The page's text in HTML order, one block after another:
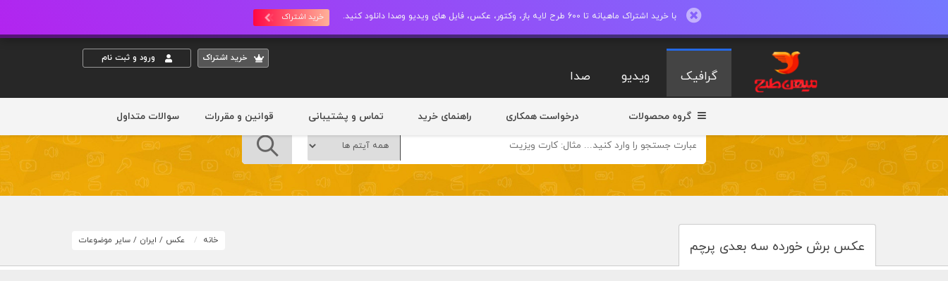
با خرید اشتراک ماهیانه تا 600 طرح لایه باز، وکتور، عکس، فایل های ویدیو وصدا دانلود کنید. خرید اشتراک
خريد اشتراک ورود و ثبت نام
گرافیک ویدیو صدا
گروه محصولات درخواست همکاری راهنمای خرید تماس و پشتیبانی قوانین و مقررات سوالات متداول
عکس برش خورده سه بعدی پرچم خانه عکس / ایران / سایر موضوعات